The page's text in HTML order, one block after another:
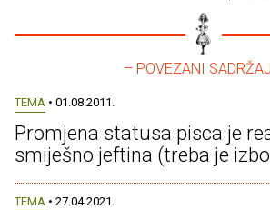
– POVEZANI
TEMA • 01.08.2011.
Promjena statusa pisca je
smiješno jeftina (treba je
TEMA • 27.04.2021.